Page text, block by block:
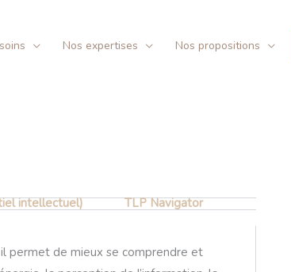
Nos expertises Nos propositions
intellectuel) TLP Navigator
permet de mieux se comprendre et